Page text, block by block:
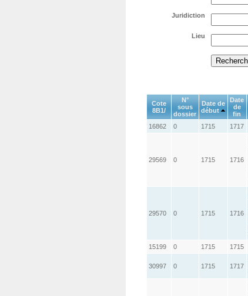
Juridiction
Lieu
Cote
8B1/
N°
sous
dossier
Date de
début
Date
de
fin
16862 0 1715 1717
29569 0 1715 1716
29570 0 1715 1716
15199 0 1715 1715
30997 0 1715 1717